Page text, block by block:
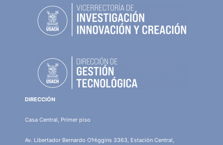
DIRECCIÓN
Casa Central, Primer piso
Av. Libertador Bernardo O'Higgins 3363, Estación Central,